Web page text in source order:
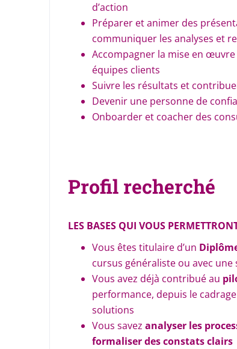
d’action
Préparer et animer des
communiquer les analyses et
Accompagner la mise en
équipes clients
Suivre les résultats et
Devenir une personne de
Onboarder et coacher des
Profil recherché
LES BASES QUI VOUS
Vous êtes titulaire d’un
cursus généraliste ou avec
Vous avez déjà contribué au
performance, depuis le
solutions
Vous savez analyser les
formaliser des constats clairs